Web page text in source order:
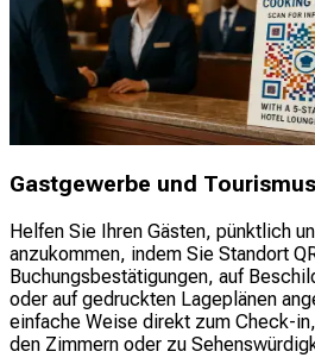
Gastgewerbe und Tourismus
Helfen Sie Ihren Gästen, pünktlich
anzukommen, indem Sie Standort
Buchungsbestätigungen, auf
oder auf gedruckten Lageplänen
einfache Weise direkt zum Check-
den Zimmern oder zu